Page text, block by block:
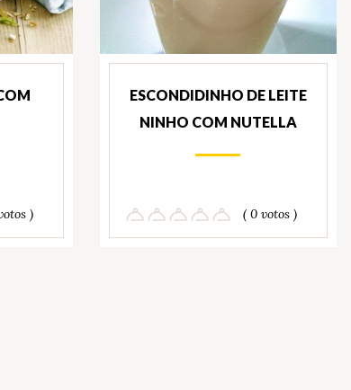
)
ESCONDIDINHO DE LEITE
NINHO COM NUTELLA
( 0 votos )